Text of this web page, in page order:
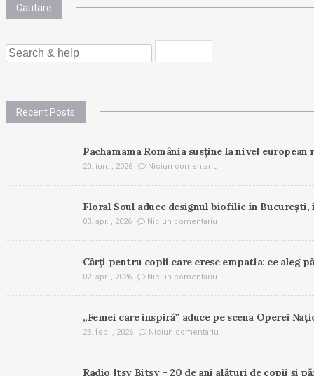
Cautare
SEARCH
FOR:
Recent Posts
Pachamama România susține la nivel
20. iun. , 2026 Niciun comentariu
Floral Soul aduce designul biofilic în
03. apr. , 2026 Niciun comentariu
Cărți pentru copii care cresc empatia: ce aleg
02. apr. , 2026 Niciun comentariu
„Femei care inspiră” aduce pe scena Operei
23. feb. , 2026 Niciun comentariu
Radio Itsy Bitsy – 20 de ani alături de copii și